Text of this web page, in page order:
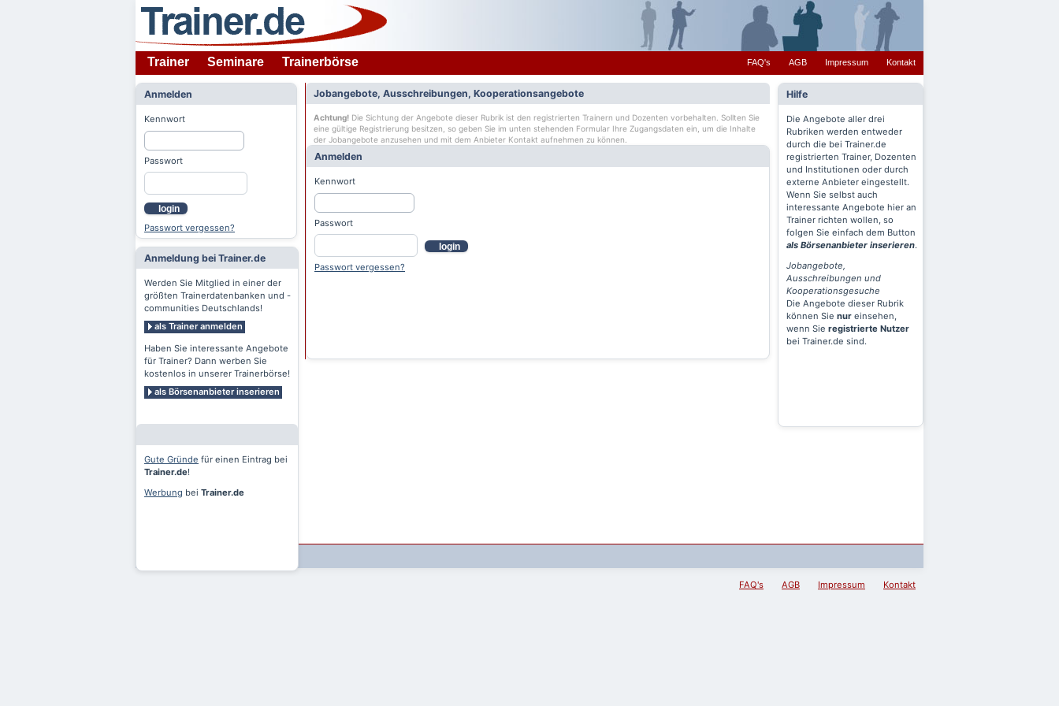
Trainer Seminare Trainerbörse FAQ's AGB Impressum Kontakt
Anmelden
Kennwort
Passwort
login
Passwort vergessen?
Anmeldung bei Trainer.de
Werden Sie Mitglied in einer der
größten Trainerdatenbanken und -
communities Deutschlands!
als Trainer anmelden
Haben Sie interessante Angebote
für Trainer? Dann werben Sie
kostenlos in unserer Trainerbörse!
als Börsenanbieter inserieren
Gute Gründe für einen Eintrag bei
Trainer.de!
Werbung bei Trainer.de
Hilfe
Die Angebote aller drei
Rubriken werden entweder
durch die bei Trainer.de
registrierten Trainer, Dozenten
und Institutionen oder durch
externe Anbieter eingestellt.
Wenn Sie selbst auch
interessante Angebote hier an
Trainer richten wollen, so
folgen Sie einfach dem Button
als Börsenanbieter inserieren.
Jobangebote,
Ausschreibungen und
Kooperationsgesuche
Die Angebote dieser Rubrik
können Sie nur einsehen,
wenn Sie registrierte Nutzer
bei Trainer.de sind.
Jobangebote, Ausschreibungen, Kooperationsangebote
Achtung! Die Sichtung der Angebote dieser Rubrik ist den registrierten Trainern und Dozenten vorbehalten. Sollten Sie
eine gültige Registrierung besitzen, so geben Sie im unten stehenden Formular Ihre Zugangsdaten ein, um die Inhalte
der Jobangebote anzusehen und mit dem Anbieter Kontakt aufnehmen zu können.
Anmelden
Kennwort
Passwort
login
Passwort vergessen?
FAQ's AGB Impressum Kontakt